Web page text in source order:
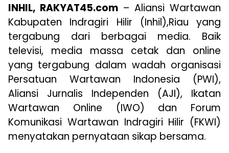
INHIL, RAKYAT45.com – Aliansi Wartawan
Kabupaten Indragiri Hilir (Inhil),Riau yang
tergabung dari berbagai media. Baik
televisi, media massa cetak dan online
yang tergabung dalam wadah organisasi
Persatuan Wartawan Indonesia (PWI),
Aliansi Jurnalis Independen (AJI), Ikatan
Wartawan Online (IWO) dan Forum
Komunikasi Wartawan Indragiri Hilir (FKWI)
menyatakan pernyataan sikap bersama.